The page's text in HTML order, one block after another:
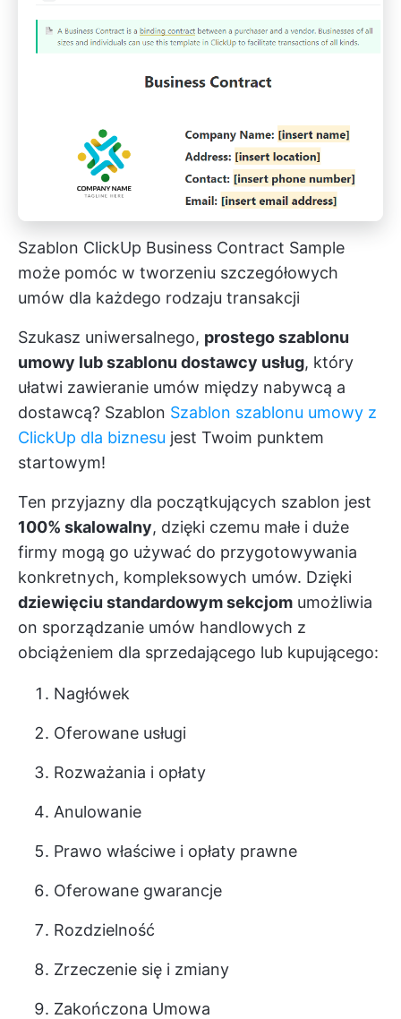
Szablon ClickUp Business Contract Sample
może pomóc w tworzeniu szczegółowych
umów dla każdego rodzaju transakcji
Szukasz uniwersalnego, prostego szablonu
umowy lub szablonu dostawcy usług, który
ułatwi zawieranie umów między nabywcą a
dostawcą? Szablon Szablon szablonu umowy z
ClickUp dla biznesu jest Twoim punktem
startowym!
Ten przyjazny dla początkujących szablon jest
100% skalowalny, dzięki czemu małe i duże
firmy mogą go używać do przygotowywania
konkretnych, kompleksowych umów. Dzięki
dziewięciu standardowym sekcjom umożliwia
on sporządzanie umów handlowych z
obciążeniem dla sprzedającego lub kupującego:
Nagłówek
Oferowane usługi
Rozważania i opłaty
Anulowanie
Prawo właściwe i opłaty prawne
Oferowane gwarancje
Rozdzielność
Zrzeczenie się i zmiany
Zakończona Umowa